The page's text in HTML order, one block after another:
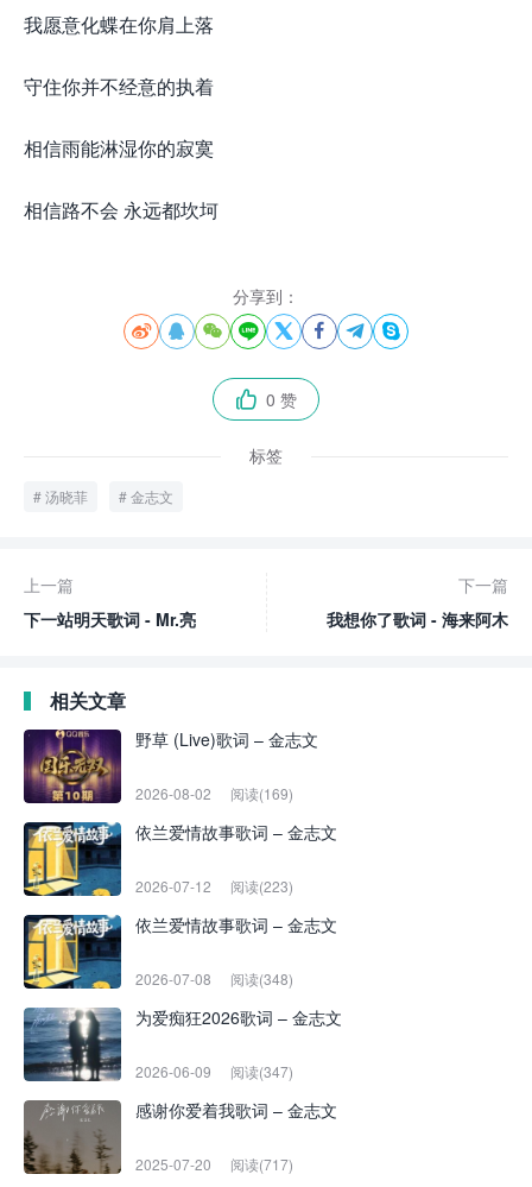
我愿意化蝶在你肩上落
守住你并不经意的执着
相信雨能淋湿你的寂寞
相信路不会 永远都坎坷
分享到：
       
 0 赞
标签
汤晓菲 金志文
上一篇
下一站明天歌词 - Mr.亮
下一篇
我想你了歌词 - 海来阿木
相关文章
野草 (Live)歌词 – 金志文
2026-08-02 阅读(169)
依兰爱情故事歌词 – 金志文
2026-07-12 阅读(223)
依兰爱情故事歌词 – 金志文
2026-07-08 阅读(348)
为爱痴狂2026歌词 – 金志文
2026-06-09 阅读(347)
感谢你爱着我歌词 – 金志文
2025-07-20 阅读(717)